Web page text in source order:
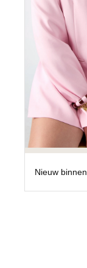
E
Nieuw binnen